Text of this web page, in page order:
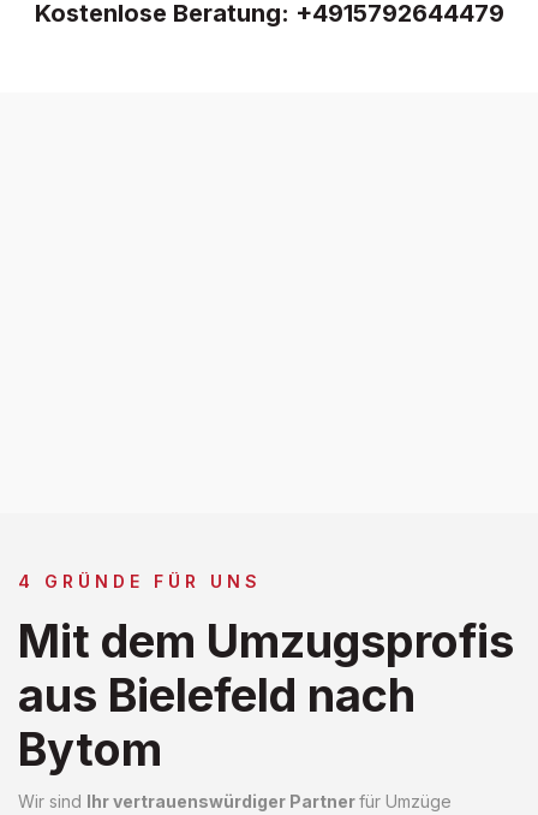
Kostenlose Beratung: +4915792644479
4 GRÜNDE FÜR UNS
Mit dem Umzugsprofis
aus Bielefeld nach
Bytom
Wir sind Ihr vertrauenswürdiger Partnerfür Umzüge